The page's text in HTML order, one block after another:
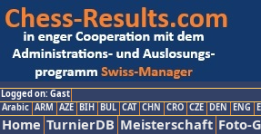
Logged on: Gast
Arabic ARM AZE BIH BUL CAT CHN CRO CZE DEN ENG
Home TurnierDB Meisterschaft Foto-